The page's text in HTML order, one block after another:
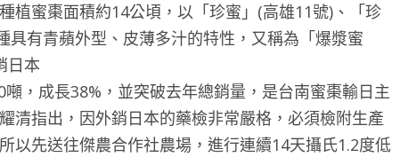
植蜜棗面積約14公頃，以「珍蜜」(高雄11號)、「珍
具有青蘋外型、皮薄多汁的特性，又稱為「爆漿蜜
日本
，成長38%，並突破去年總銷量，是台南蜜棗輸日主
清指出，因外銷日本的藥檢非常嚴格，必須檢附生產
以先送往傑農合作社農場，進行連續14天攝氏1.2度低